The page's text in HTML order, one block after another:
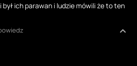
ich parawan i ludzie mówili że to ten